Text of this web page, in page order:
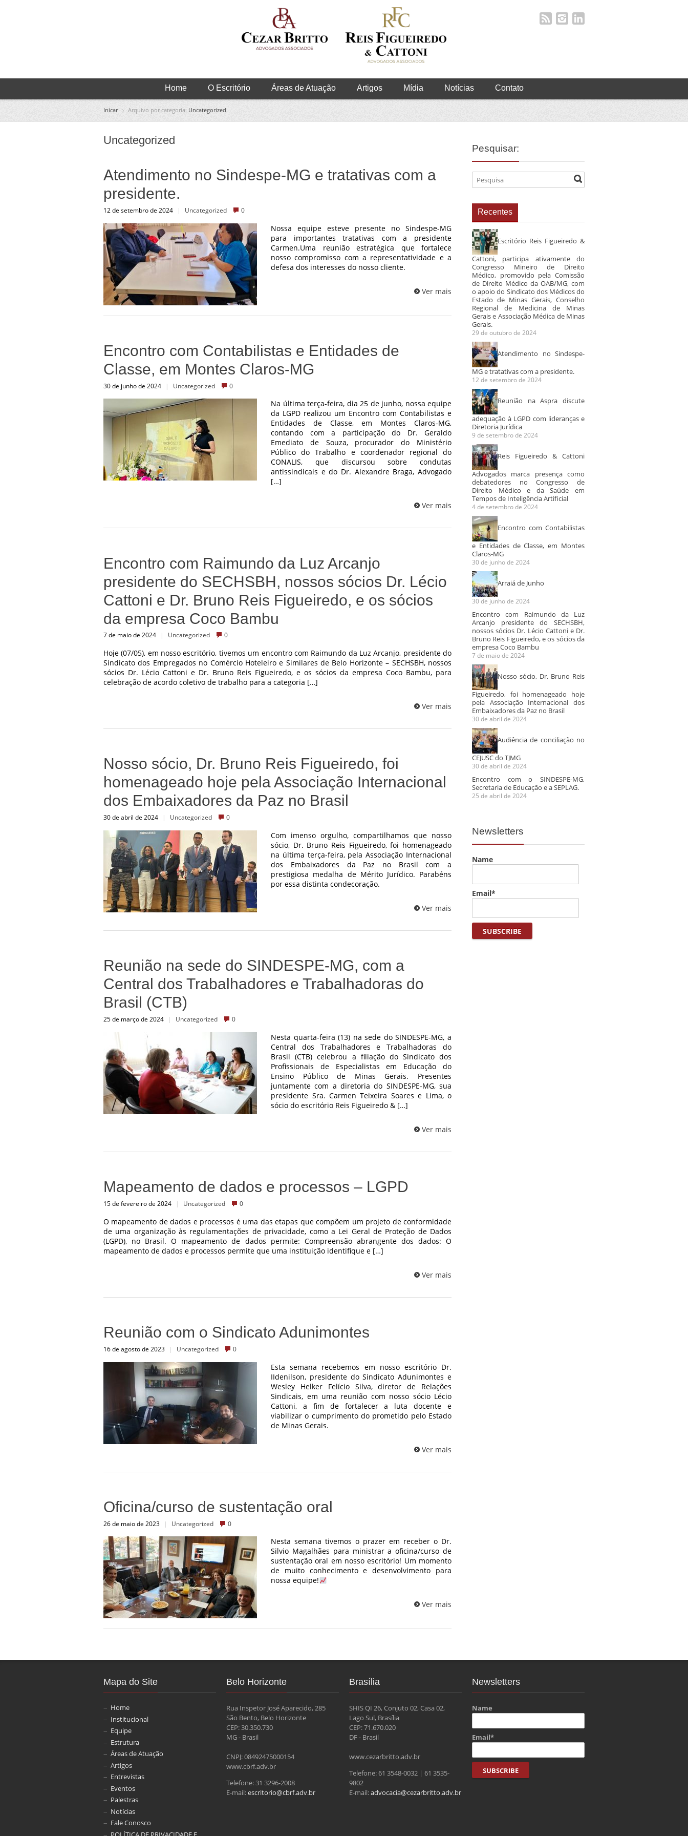
Home O Escritório Áreas de Atuação Artigos Mídia Notícias Contato
Inicar Arquivo por categoria: Uncategorized
Uncategorized
Atendimento no Sindespe-MG e tratativas com a
presidente.
12 de setembro de 2024 | Uncategorized 0
Nossa equipe esteve presente no Sindespe-MG
para importantes tratativas com a presidente
Carmen.Uma reunião estratégica que fortalece
nosso compromisso com a representatividade e a
defesa dos interesses do nosso cliente.
Ver mais
Encontro com Contabilistas e Entidades de
Classe, em Montes Claros-MG
30 de junho de 2024 | Uncategorized 0
Na última terça-feira, dia 25 de junho, nossa equipe
da LGPD realizou um Encontro com Contabilistas e
Entidades de Classe, em Montes Claros-MG,
contando com a participação do Dr. Geraldo
Emediato de Souza, procurador do Ministério
Público do Trabalho e coordenador regional do
CONALIS, que discursou sobre condutas
antissindicais e do Dr. Alexandre Braga, Advogado
[…]
Ver mais
Encontro com Raimundo da Luz Arcanjo
presidente do SECHSBH, nossos sócios Dr. Lécio
Cattoni e Dr. Bruno Reis Figueiredo, e os sócios
da empresa Coco Bambu
7 de maio de 2024 | Uncategorized 0
Hoje (07/05), em nosso escritório, tivemos um encontro com Raimundo da Luz Arcanjo, presidente do
Sindicato dos Empregados no Comércio Hoteleiro e Similares de Belo Horizonte – SECHSBH, nossos
sócios Dr. Lécio Cattoni e Dr. Bruno Reis Figueiredo, e os sócios da empresa Coco Bambu, para
celebração de acordo coletivo de trabalho para a categoria […]
Ver mais
Nosso sócio, Dr. Bruno Reis Figueiredo, foi
homenageado hoje pela Associação Internacional
dos Embaixadores da Paz no Brasil
30 de abril de 2024 | Uncategorized 0
Com imenso orgulho, compartilhamos que nosso
sócio, Dr. Bruno Reis Figueiredo, foi homenageado
na última terça-feira, pela Associação Internacional
dos Embaixadores da Paz no Brasil com a
prestigiosa medalha de Mérito Jurídico. Parabéns
por essa distinta condecoração.
Ver mais
Reunião na sede do SINDESPE-MG, com a
Central dos Trabalhadores e Trabalhadoras do
Brasil (CTB)
25 de março de 2024 | Uncategorized 0
Nesta quarta-feira (13) na sede do SINDESPE-MG, a
Central dos Trabalhadores e Trabalhadoras do
Brasil (CTB) celebrou a filiação do Sindicato dos
Profissionais de Especialistas em Educação do
Ensino Público de Minas Gerais. Presentes
juntamente com a diretoria do SINDESPE-MG, sua
presidente Sra. Carmen Teixeira Soares e Lima, o
sócio do escritório Reis Figueiredo & […]
Ver mais
Mapeamento de dados e processos – LGPD
15 de fevereiro de 2024 | Uncategorized 0
O mapeamento de dados e processos é uma das etapas que compõem um projeto de conformidade
de uma organização às regulamentações de privacidade, como a Lei Geral de Proteção de Dados
(LGPD), no Brasil. O mapeamento de dados permite: Compreensão abrangente dos dados: O
mapeamento de dados e processos permite que uma instituição identifique e […]
Ver mais
Reunião com o Sindicato Adunimontes
16 de agosto de 2023 | Uncategorized 0
Esta semana recebemos em nosso escritório Dr.
IIdenilson, presidente do Sindicato Adunimontes e
Wesley Helker Felício Silva, diretor de Relações
Sindicais, em uma reunião com nosso sócio Lécio
Cattoni, a fim de fortalecer a luta docente e
viabilizar o cumprimento do prometido pelo Estado
de Minas Gerais.
Ver mais
Oficina/curso de sustentação oral
26 de maio de 2023 | Uncategorized 0
Nesta semana tivemos o prazer em receber o Dr.
Silvio Magalhães para ministrar a oficina/curso de
sustentação oral em nosso escritório! Um momento
de muito conhecimento e desenvolvimento para
nossa equipe!
Ver mais
Pesquisar:
Recentes
Escritório Reis Figueiredo &
Cattoni, participa ativamente do
Congresso Mineiro de Direito
Médico, promovido pela Comissão
de Direito Médico da OAB/MG, com
o apoio do Sindicato dos Médicos do
Estado de Minas Gerais, Conselho
Regional de Medicina de Minas
Gerais e Associação Médica de Minas
Gerais.
29 de outubro de 2024
Atendimento no Sindespe-
MG e tratativas com a presidente.
12 de setembro de 2024
Reunião na Aspra discute
adequação à LGPD com lideranças e
Diretoria Jurídica
9 de setembro de 2024
Reis Figueiredo & Cattoni
Advogados marca presença como
debatedores no Congresso de
Direito Médico e da Saúde em
Tempos de Inteligência Artificial
4 de setembro de 2024
Encontro com Contabilistas
e Entidades de Classe, em Montes
Claros-MG
30 de junho de 2024
Arraiá de Junho
30 de junho de 2024
Encontro com Raimundo da Luz
Arcanjo presidente do SECHSBH,
nossos sócios Dr. Lécio Cattoni e Dr.
Bruno Reis Figueiredo, e os sócios da
empresa Coco Bambu
7 de maio de 2024
Nosso sócio, Dr. Bruno Reis
Figueiredo, foi homenageado hoje
pela Associação Internacional dos
Embaixadores da Paz no Brasil
30 de abril de 2024
Audiência de conciliação no
CEJUSC do TJMG
30 de abril de 2024
Encontro com o SINDESPE-MG,
Secretaria de Educação e a SEPLAG.
25 de abril de 2024
Newsletters
Name
Email*
Mapa do Site
Home
Institucional
Equipe
Estrutura
Áreas de Atuação
Artigos
Entrevistas
Eventos
Palestras
Notícias
Fale Conosco
Belo Horizonte
Rua Inspetor José Aparecido, 285
São Bento, Belo Horizonte
CEP: 30.350.730
MG - Brasil
CNPJ: 08492475000154
www.cbrf.adv.br
Telefone: 31 3296-2008
E-mail:escritorio@cbrf.adv.br
Brasília
SHIS QI 26, Conjuto 02, Casa 02,
Lago Sul, Brasília
CEP: 71.670.020
DF - Brasil
www.cezarbritto.adv.br
Telefone: 61 3548-0032 | 61 3535-
9802
E-mail:advocacia@cezarbritto.adv.br
Newsletters
Name
Email*